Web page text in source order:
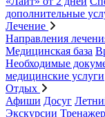
дополнительные
Лечение
Направления
Медицинская база
Необходимые
медицинские услуги
Отдых
Афиши Досуг
Экскурсии